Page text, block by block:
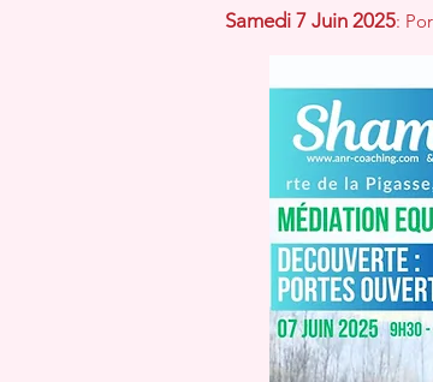
Samedi 7 Juin 2025: